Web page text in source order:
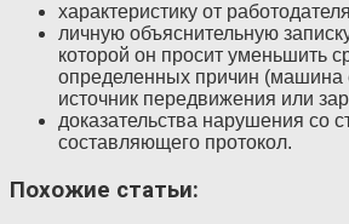
характеристику от
личную объяснительную
которой он просит уменьшить
определенных причин (машина
источник передвижения или
доказательства нарушения со
составляющего протокол.
Похожие статьи: